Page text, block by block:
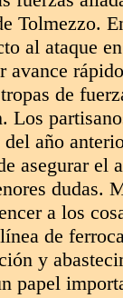
Tolmezzo.
al ataque
avance
de
Los
año
asegurar el
dudas.
a los
de
y
papel